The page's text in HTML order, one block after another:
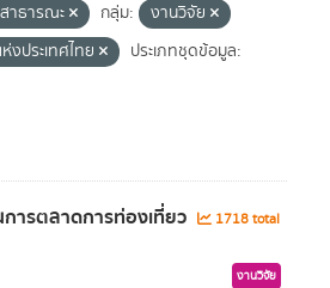
าธารณะ กลุ่ม:
งานวิจัย
งประเทศไทย
ประเภทชุดข้อมูล:
ารตลาดการท่องเที่ยว
1718 total
งานวิจัย